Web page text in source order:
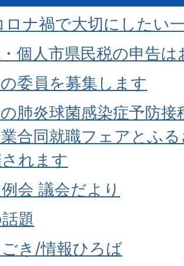
ロナ禍で大切にしたい
個人市県民税の申告は
委員を募集します
肺炎球菌感染症予防
合同就職フェアとふ
れます
会 議会だより
題
き/情報ひろば